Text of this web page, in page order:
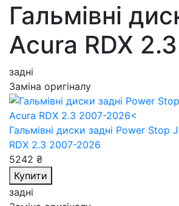
Гальмівні
Acura RDX
задні
Заміна оригіналу
Гальмівні диски задні Power Stop
RDX 2.3 2007-2026
5242 ₴
Купити
задні